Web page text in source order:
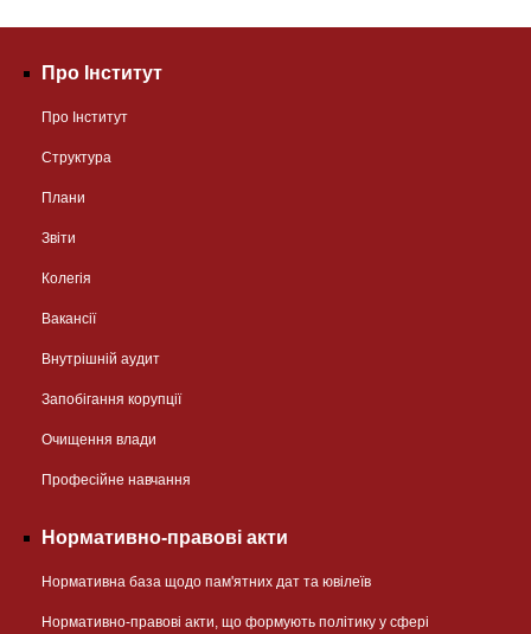
Про Інститут
Про Інститут
Структура
Плани
Звіти
Колегія
Вакансії
Внутрішній аудит
Запобігання корупції
Очищення влади
Професійне навчання
Нормативно-правові акти
Нормативна база щодо пам'ятних дат та ювілеїв
Нормативно-правові акти, що формують політику у сфері